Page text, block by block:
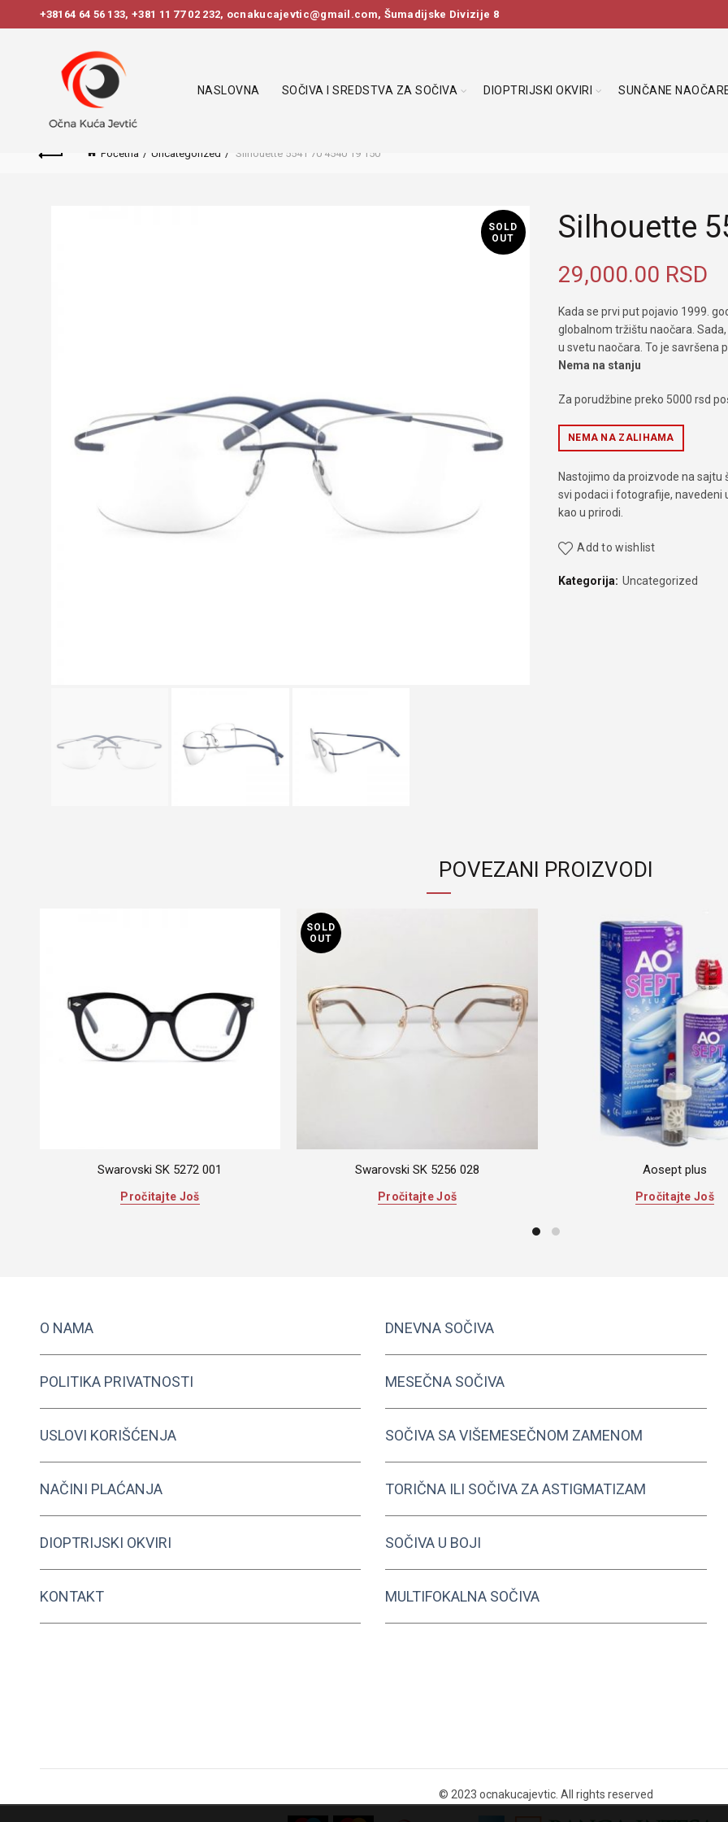
+38164 64 56 133,+381 11 77 02 232, ocnakucajevtic@gmail.com, Šumadijske Divizije 8
NASLOVNA SOČIVA I SREDSTVA ZA SOČIVA DIOPTRIJSKI OKVIRI SUNČANE
Početna Uncategorized Silhouette 5541 70 4540 19 150
SOLD
OUT
Silhouette
29,000.00 RSD
Kada se prvi put pojavio 1999.
globalnom tržištu naočara.
u svetu naočara. To je savršena
Nema na stanju
Za porudžbine preko 5000 rsd
NEMA NA ZALIHAMA
Nastojimo da proizvode na
svi podaci i fotografije, navedeni
kao u prirodi.
Add to wishlist
Kategorija: Uncategorized
POVEZANI PROIZVODI
Swarovski SK 5272 001
Pročitajte Još
SOLD
OUT
Swarovski SK 5256 028
Pročitajte Još
Aosept plus
Pročitajte Još
O NAMA
POLITIKA PRIVATNOSTI
USLOVI KORIŠĆENJA
NAČINI PLAĆANJA
DIOPTRIJSKI OKVIRI
KONTAKT
DNEVNA SOČIVA
MESEČNA SOČIVA
SOČIVA SA VIŠEMESEČNOM ZAMENOM
TORIČNA ILI SOČIVA ZA ASTIGMATIZAM
SOČIVA U BOJI
MULTIFOKALNA SOČIVA
© 2023 ocnakucajevtic. All rights reserved